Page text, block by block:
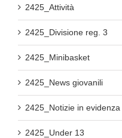
2425_Attività
2425_Divisione reg. 3
2425_Minibasket
2425_News giovanili
2425_Notizie in evidenza
2425_Under 13